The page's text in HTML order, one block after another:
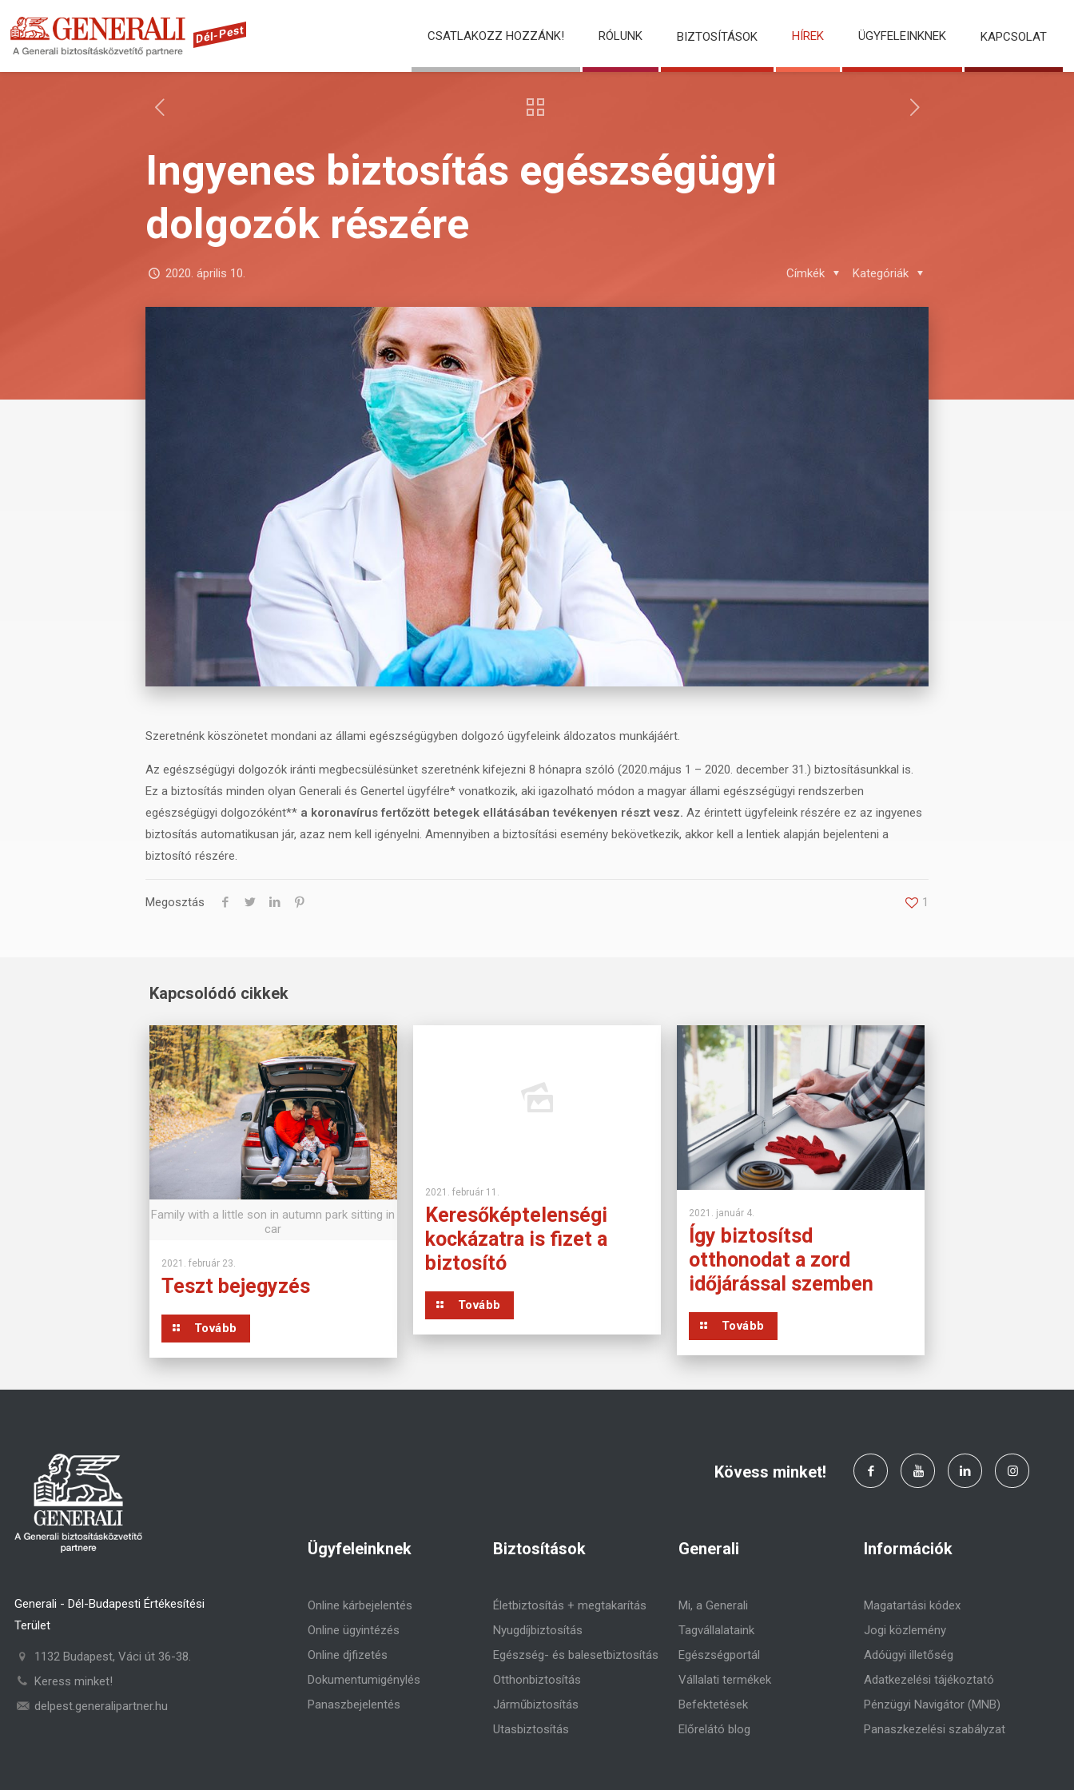
Dél-Pest CSATLAKOZZ HOZZÁNK! RÓLUNK BIZTOSÍTÁSOK HÍREK ÜGYFELEINKNEK KAPCSOLAT
Ingyenes biztosítás egészségügyi
dolgozók részére
2020. április 10. Kategóriák
Címkék
Szeretnénk köszönetet mondani az állami egészségügyben dolgozó ügyfeleink áldozatos munkájáért.
Az egészségügyi dolgozók iránti megbecsülésünket szeretnénk kifejezni 8 hónapra szóló (2020.május 1 – 2020. december 31.) biztosításunkkal is.
Ez a biztosítás minden olyan Generali és Genertel ügyfélre* vonatkozik, aki igazolható módon a magyar állami egészségügyi rendszerben
egészségügyi dolgozóként** a koronavírus fertőzött betegek ellátásában tevékenyen részt vesz. Az érintett ügyfeleink részére ez az ingyenes
biztosítás automatikusan jár, azaz nem kell igényelni. Amennyiben a biztosítási esemény bekövetkezik, akkor kell a lentiek alapján bejelenteni a
biztosító részére.
Megosztás 1
Kapcsolódó cikkek
Family with a little son in autumn park sitting in
car
2021. február 23.
Teszt bejegyzés
Tovább
2021. február 11.
Keresőképtelenségi
kockázatra is fizet a
biztosító
Tovább
2021. január 4.
Így biztosítsd
otthonodat a zord
időjárással szemben
Tovább
Generali - Dél-Budapesti Értékesítési
Terület
1132 Budapest, Váci út 36-38.
Keress minket!
delpest.generalipartner.hu
Kövess minket!
Ügyfeleinknek
Online kárbejelentés
Online ügyintézés
Online djfizetés
Dokumentumigénylés
Panaszbejelentés
Biztosítások
Életbiztosítás + megtakarítás
Nyugdíjbiztosítás
Egészség- és balesetbiztosítás
Otthonbiztosítás
Járműbiztosítás
Utasbiztosítás
Generali
Mi, a Generali
Tagvállalataink
Egészségportál
Vállalati termékek
Befektetések
Előrelátó blog
Információk
Magatartási kódex
Jogi közlemény
Adóügyi illetőség
Adatkezelési tájékoztató
Pénzügyi Navigátor (MNB)
Panaszkezelési szabályzat